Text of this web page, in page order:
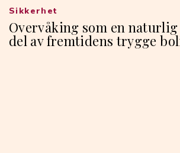
Overvåking som en naturlig
del av fremtidens trygge
Sikkerhet